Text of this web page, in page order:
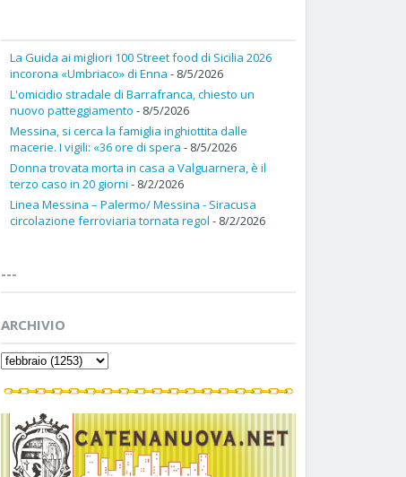
La Guida ai migliori 100 Street food di Sicilia 2026
incorona «Umbriaco» di Enna - 8/5/2026
L'omicidio stradale di Barrafranca, chiesto un
nuovo patteggiamento - 8/5/2026
Messina, si cerca la famiglia inghiottita dalle
macerie. I vigili: «36 ore di spera - 8/5/2026
Donna trovata morta in casa a Valguarnera, è il
terzo caso in 20 giorni - 8/2/2026
Linea Messina – Palermo/ Messina - Siracusa
circolazione ferroviaria tornata regol - 8/2/2026
---
ARCHIVIO